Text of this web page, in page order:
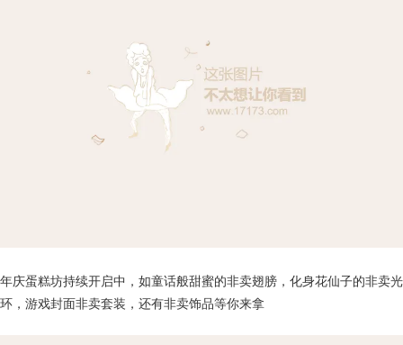
年庆蛋糕坊持续开启中，如童话般甜蜜的非卖翅膀，化身花仙子的非卖光
环，游戏封面非卖套装，还有非卖饰品等你来拿